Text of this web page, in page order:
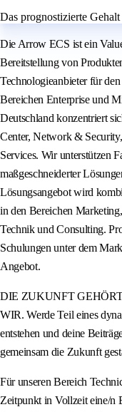
Das prognostizierte
Die Arrow ECS ist ein
Bereitstellung von
Technologieanbieter für
Bereichen Enterprise und
Deutschland konzentriert
Center, Network &
Services. Wir unterstützen
maßgeschneiderter
Lösungsangebot wird
in den Bereichen
Technik und Consulting.
Schulungen unter dem
Angebot.
DIE ZUKUNFT
WIR. Werde Teil eines
entstehen und deine
gemeinsam die Zukunft
Für unseren Bereich
Zeitpunkt in Vollzeit eine/n